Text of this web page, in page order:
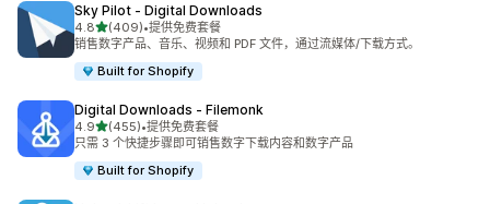
Sky Pilot ‑ Digital Downloads
4.8星（满分 5 星）
(409)
总共 409 条评论
•提供免费套餐
销售数字产品、音乐、视频和 PDF 文件，通过流媒体/下载方式。
Built for Shopify
Digital Downloads ‑ Filemonk
4.9星（满分 5 星）
(455)
总共 455 条评论
•提供免费套餐
只需 3 个快捷步骤即可销售数字下载内容和数字产品
Built for Shopify